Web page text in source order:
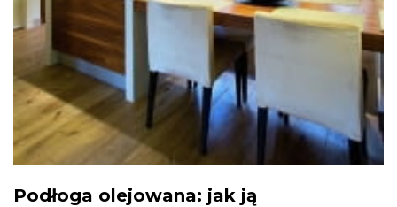
Podłoga olejowana: jak ją